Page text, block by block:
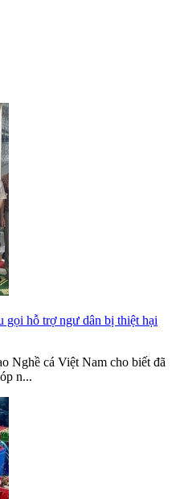
gọi hỗ trợ ngư dân bị thiệt hại
Nghề cá Việt Nam cho biết đã
n...